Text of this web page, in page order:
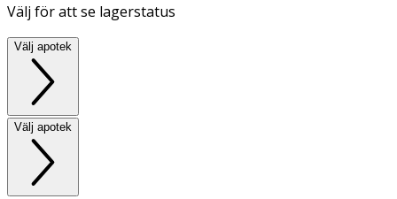
Välj för att se lagerstatus
Välj apotek
Välj apotek